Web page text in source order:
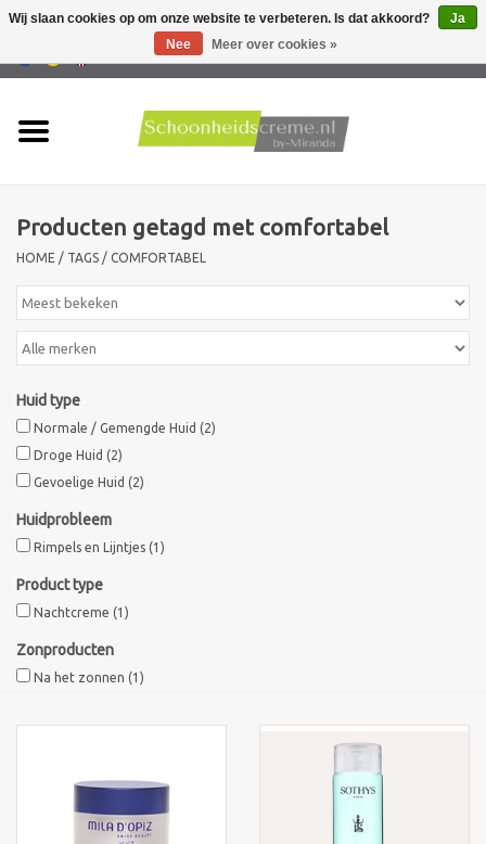
Producten
Huidproblemen
Mannen verzorging
Acties
Nieuw !!
Sothys Paris
Mila d'Opiz
Bernard cassiere
PCA SKINCARE
Producten getagd met comfortabel
HOME / TAGS / COMFORTABEL
Huid type
Normale / Gemengde Huid (2)
Droge Huid (2)
Gevoelige Huid (2)
Huidprobleem
Rimpels en Lijntjes (1)
Product type
Nachtcreme (1)
Zonproducten
Na het zonnen (1)
Wij slaan cookies op om onze website te verbeteren. Is dat akkoord?
Ja
Nee
Meer over cookies »